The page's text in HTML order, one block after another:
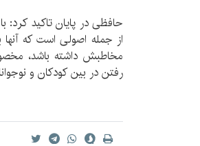
حافظی در پایان تاکید کرد‌:
از جمله اصولی است که آنها
مخاطبش داشته باشد،
رفتن در بین کودکان و